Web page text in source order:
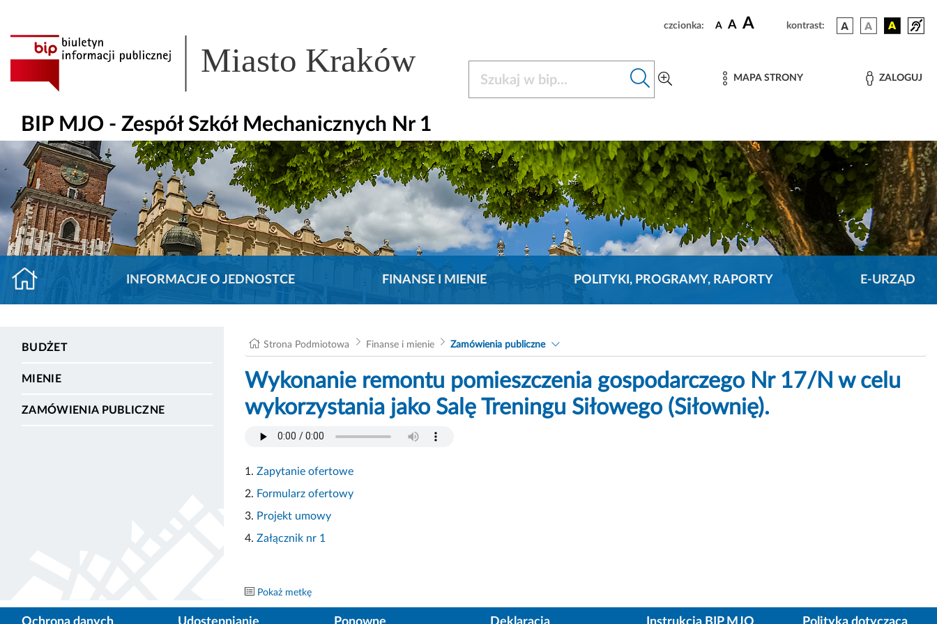
czcionka: A A A kontrast:
Miasto Kraków MAPA STRONY ZALOGUJ
BIP MJO - Zespół Szkół Mechanicznych Nr 1
INFORMACJE O JEDNOSTCE FINANSE I MIENIE POLITYKI, PROGRAMY, RAPORTY E-URZĄD
BUDŻET
MIENIE
ZAMÓWIENIA PUBLICZNE
Strona Podmiotowa Finanse i mienie Zamówienia publiczne
Wykonanie remontu pomieszczenia gospodarczego Nr 17/N w celu
wykorzystania jako Salę Treningu Siłowego (Siłownię).
1. Zapytanie ofertowe
2. Formularz ofertowy
3. Projekt umowy
4. Załącznik nr 1
Pokaż metkę